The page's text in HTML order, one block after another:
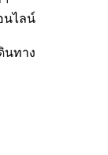
นไลน์
นทาง